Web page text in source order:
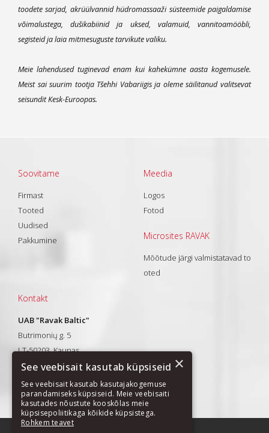
toodete sarjad, akrüülvannid hüdromassaaži süsteemide paigaldamise
võimalustega, dušikabiinid ja uksed, valamuid, vannitoamööbli,
segisteid ja laia mitmesuguste tarvikute valiku.
Meie lahendused tuginevad enam kui kahekümne aasta kogemusele.
Meist sai suurim tootja Tšehhi Vabariigis ja oleme säilitanud valitsevat
seisundit Kesk-Euroopas.
Soovitame
Firmast
Tooted
Uudised
Pakkumine
Meedia
Logos
Fotod
Microsites RAVAK
Mõõtude järgi valmistatavad to
oted
Kontakt
UAB "Ravak Baltic"
Butrimonių g. 5
LT-50203, Kaunas
Tel.: +370 37 328013
El. paštas:info@ravak.lt
×
See veebisait kasutab küpsiseid
See veebisait kasutab kasutajakogemuse
parandamiseks küpsiseid. Meie veebisaiti
kasutades nõustute kooskõlas meie
küpsisepoliitikaga kõikide küpsistega.
Rohkem teavet